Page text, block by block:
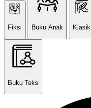
Fiksi Buku Anak Klasik
Buku Teks